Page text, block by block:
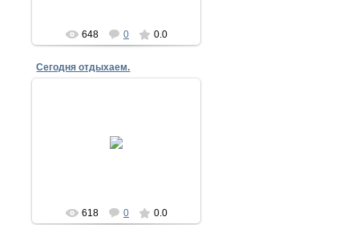
648 0 0.0
Сегодня отдыхаем.
17 мая 2014
618 0 0.0